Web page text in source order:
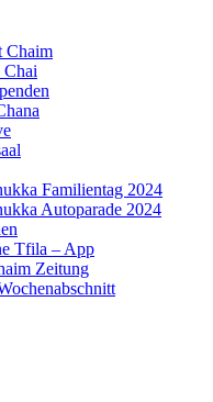
Chaim
Familientag 2024
Autoparade 2024
Tfila – App
Zeitung